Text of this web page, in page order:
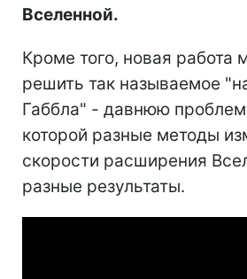
Вселенной.
Кроме того, новая работа
решить так называемое
Габбла" - давнюю
которой разные методы
скорости расширения
разные результаты.